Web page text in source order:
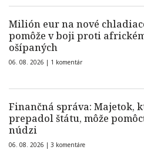
Milión eur na nové
pomôže v boji proti
ošípaných
06. 08. 2026 | 1 komentár
Finančná správa: Majetok,
prepadol štátu, môže
núdzi
06. 08. 2026 | 3 komentáre